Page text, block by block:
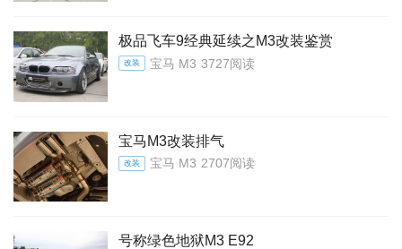
极品飞车9经典延续之M3改装鉴赏
改装 宝马 M3 3727阅读
宝马M3改装排气
改装 宝马 M3 2707阅读
号称绿色地狱M3 E92